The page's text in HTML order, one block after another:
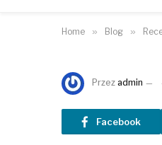
Home » Blog »
Przez admin
Facebook